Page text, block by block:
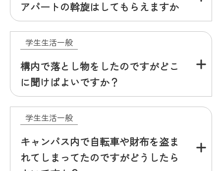
アパートの斡旋はしてもらえますか
学生生活一般
構内で落とし物をしたのですがどこ
に聞けばよいですか？
学生生活一般
キャンパス内で自転車や財布を盗ま
れてしまってたのですがどうしたら